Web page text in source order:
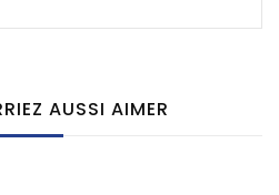
AUSSI AIMER